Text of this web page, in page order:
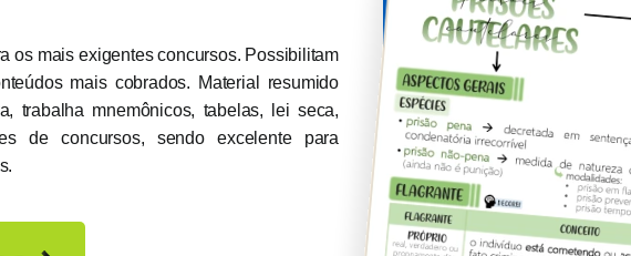
os mais exigentes concursos. Possibilitam
mais cobrados. Material resumido
trabalha mnemônicos, tabelas, lei seca,
de concursos, sendo excelente para